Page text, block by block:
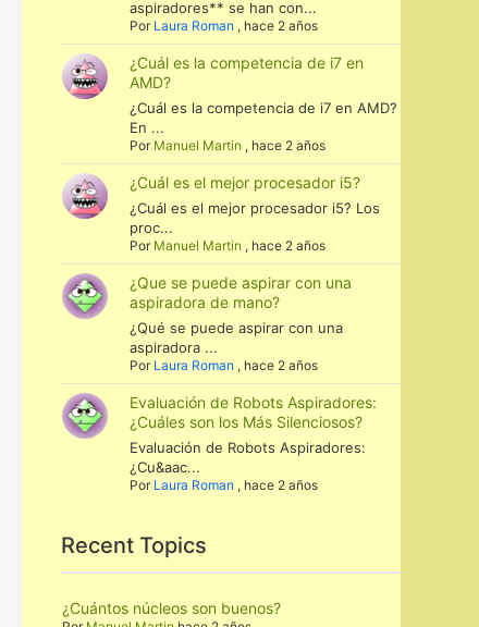
aspiradores** se han con...
Por Laura Roman , hace 2 años
¿Cuál es la competencia de i7 en
AMD?
¿Cuál es la competencia de i7 en AMD?
En ...
Por Manuel Martin , hace 2 años
¿Cuál es el mejor procesador i5?
¿Cuál es el mejor procesador i5? Los
proc...
Por Manuel Martin , hace 2 años
¿Que se puede aspirar con una
aspiradora de mano?
¿Qué se puede aspirar con una
aspiradora ...
Por Laura Roman , hace 2 años
Evaluación de Robots Aspiradores:
¿Cuáles son los Más Silenciosos?
Evaluación de Robots Aspiradores:
¿Cu&aac...
Por Laura Roman , hace 2 años
Recent Topics
¿Cuántos núcleos son buenos?